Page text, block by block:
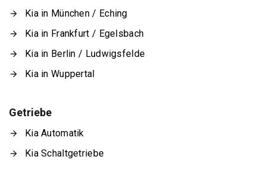
Kia in München / Eching
Kia in Frankfurt / Egelsbach
Kia in Berlin / Ludwigsfelde
Kia in Wuppertal
Getriebe
Kia Automatik
Kia Schaltgetriebe